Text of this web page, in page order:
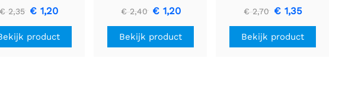
- 5 stuks
€ 2,35 € 1,20
product
€ 2,40 € 1,20
Bekijk product
mm DC Barrel Jack-
adapter
€ 2,70 € 1,35
Bekijk product